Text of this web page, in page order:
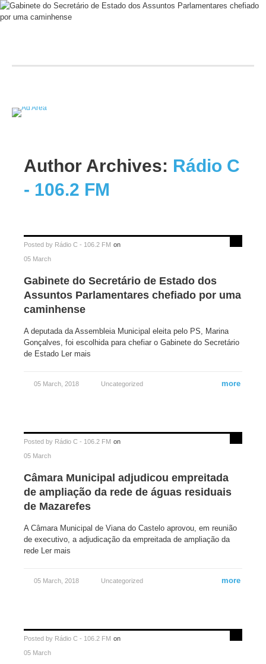
Author Archives: Rádio C
- 106.2 FM
Posted by Rádio C - 106.2 FM on
05 March
Gabinete do Secretário de Estado dos
Assuntos Parlamentares chefiado por uma
caminhense
A deputada da Assembleia Municipal eleita pelo PS, Marina
Gonçalves, foi escolhida para chefiar o Gabinete do Secretário
de Estado Ler mais
05 March, 2018 Uncategorized more
Posted by Rádio C - 106.2 FM on
05 March
Câmara Municipal adjudicou empreitada
de ampliação da rede de águas residuais
de Mazarefes
A Câmara Municipal de Viana do Castelo aprovou, em reunião
de executivo, a adjudicação da empreitada de ampliação da
rede Ler mais
05 March, 2018 Uncategorized more
Posted by Rádio C - 106.2 FM on
05 March